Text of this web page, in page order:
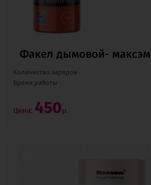
Факел дымовой-
Количество зарядов
Время pаботы
Цена: 450р.